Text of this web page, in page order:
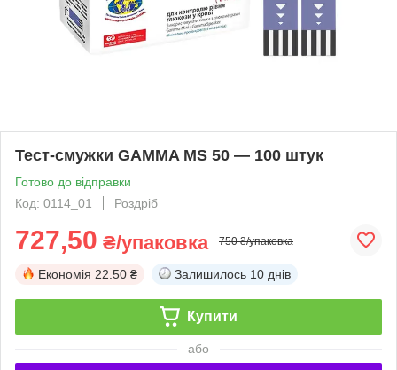
Тест-смужки GAMMA MS 50 — 100 штук
Готово до відправки
Код: 0114_01
Роздріб
727,50 ₴/упаковка 750 ₴/упаковка
Економія 22.50 ₴ Залишилось 10 днів
Купити
або